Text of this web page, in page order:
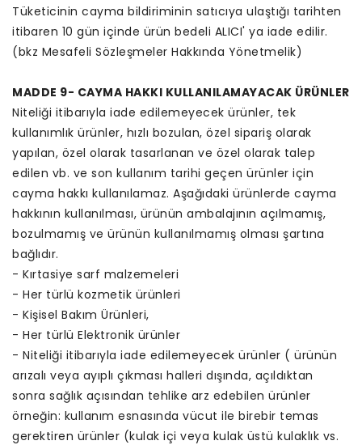
Tüketicinin cayma bildiriminin satıcıya ulaştığı tarihten
itibaren 10 gün içinde ürün bedeli ALICI' ya iade edilir.
(bkz Mesafeli Sözleşmeler Hakkında Yönetmelik)
MADDE 9- CAYMA HAKKI KULLANILAMAYACAK ÜRÜNLER
Niteliği itibarıyla iade edilemeyecek ürünler, tek
kullanımlık ürünler, hızlı bozulan, özel sipariş olarak
yapılan, özel olarak tasarlanan ve özel olarak talep
edilen vb. ve son kullanım tarihi geçen ürünler için
cayma hakkı kullanılamaz. Aşağıdaki ürünlerde cayma
hakkının kullanılması, ürünün ambalajının açılmamış,
bozulmamış ve ürünün kullanılmamış olması şartına
bağlıdır.
- Kırtasiye sarf malzemeleri
- Her türlü kozmetik ürünleri
- Kişisel Bakım Ürünleri,
- Her türlü Elektronik ürünler
- Niteliği itibarıyla iade edilemeyecek ürünler ( ürünün
arızalı veya ayıplı çıkması halleri dışında, açıldıktan
sonra sağlık açısından tehlike arz edebilen ürünler
örneğin: kullanım esnasında vücut ile birebir temas
gerektiren ürünler (kulak içi veya kulak üstü kulaklık vs.